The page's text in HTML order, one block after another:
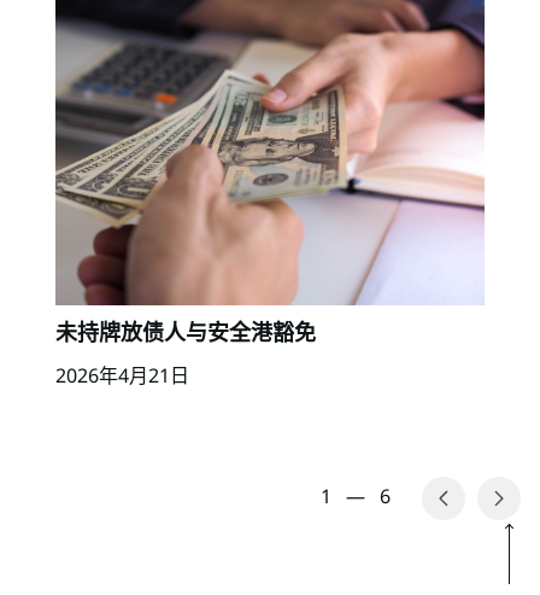
未持牌放债人与安全港豁免
2026年4月21日
1 — 6